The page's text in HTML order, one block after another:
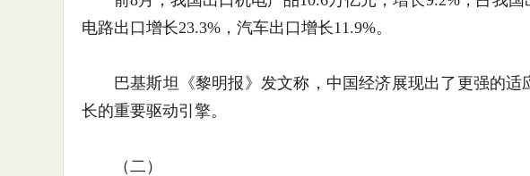
电路出口增长23.3%，汽车出口增长11.9%。
巴基斯坦《黎明报》发文称，中国经济展现出了更强的适
长的重要驱动引擎。
（二）